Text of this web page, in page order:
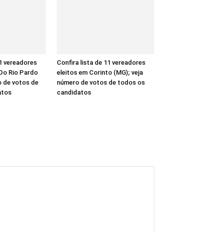
vereadores
Rio Pardo
de votos de
Confira lista de 11 vereadores
eleitos em Corinto (MG); veja
número de votos de todos os
candidatos